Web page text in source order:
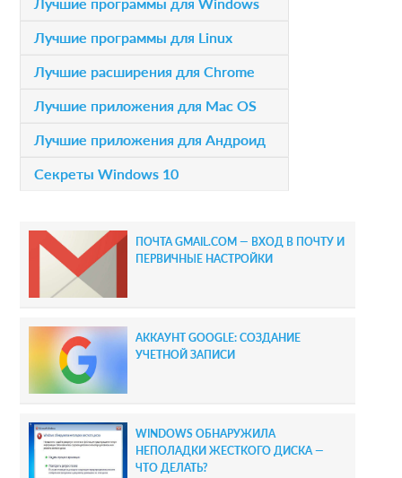
o
n
m
y
S
d
e
b
a
r
Лучшие программы для Linux
Лучшие расширения для Chrome
Лучшие приложения для Mac OS
Лучшие приложения для Андроид
Секреты Windows 10
ПОЧТА GMAIL.COM — ВХОД В ПОЧТУ И
ПЕРВИЧНЫЕ НАСТРОЙКИ
АККАУНТ GOOGLE: СОЗДАНИЕ
УЧЕТНОЙ ЗАПИСИ
WINDOWS ОБНАРУЖИЛА
НЕПОЛАДКИ ЖЕСТКОГО ДИСКА —
ЧТО ДЕЛАТЬ?